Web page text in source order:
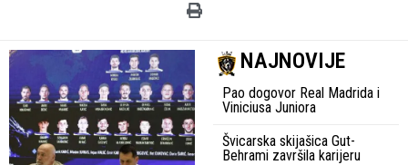
NAJNOVIJE
Pao dogovor Real Madrida i
Viniciusa Juniora
Švicarska skijašica Gut-
Behrami završila karijeru